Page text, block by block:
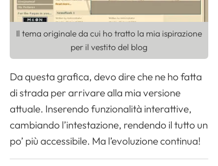
Il tema originale da cui ho tratto la mia ispirazione
per il vestito del blog
Da questa grafica, devo dire che ne ho fatta
di strada per arrivare alla mia versione
attuale. Inserendo funzionalità interattive,
cambiando l’intestazione, rendendo il tutto un
po’ più accessibile. Ma l’evoluzione continua!